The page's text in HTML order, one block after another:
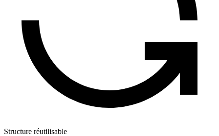
Structure réutilisable